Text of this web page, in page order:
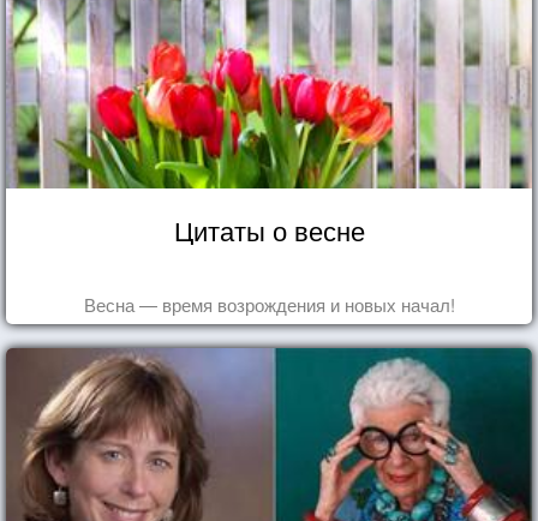
Цитаты о весне
Весна — время возрождения и новых начал!